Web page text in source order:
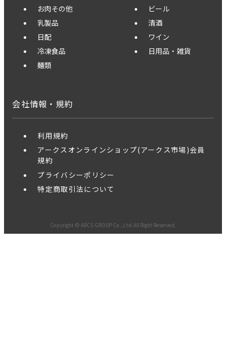
お肉その他
乳製品
日配
冷凍食品
麺類
ビール
清酒
ワイン
日用品・雑貨
会社情報・規約
利用規約
アークスオンラインショップ(アークス市場)会員
規約
プライバシーポリシー
特定商取引法について
Copyright © ARCS GROUP Co.,Ltd.All Right Reserved.